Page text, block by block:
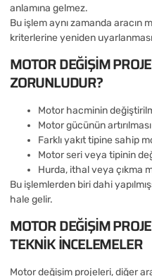
anlamına gelmez.
Bu işlem aynı zamanda aracın
kriterlerine yeniden
MOTOR DEĞIŞIM
ZORUNLUDUR?
Motor hacminin
Motor gücünün
Farklı yakıt tipine sahip
Motor seri veya tipinin
Hurda, ithal veya çıkma
Bu işlemlerden biri dahi
hale gelir.
MOTOR DEĞIŞIM
TEKNIK INCELEMELER
Motor değişim projeleri, diğer